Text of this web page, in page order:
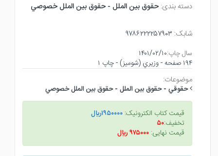
دسته بندی: حقوق بين الملل - حقوق بين الملل خصوصي
شابک: ۹۷۸۶۲۲۲۲۵۷۹۰۳
سال چاپ:۱۴۰۱/۰۲/۱۰
۱۹۴ صفحه - وزيري (شوميز) - چاپ ۱
موضوعات:
حقوقي - حقوق بين الملل - حقوق بين الملل خصوصي
قیمت کتاب الکترونیک: ۱۹۵۰۰۰۰ريال
تخفیف:۵۰
قیمت نهایی: ۹۷۵۰۰۰ ريال